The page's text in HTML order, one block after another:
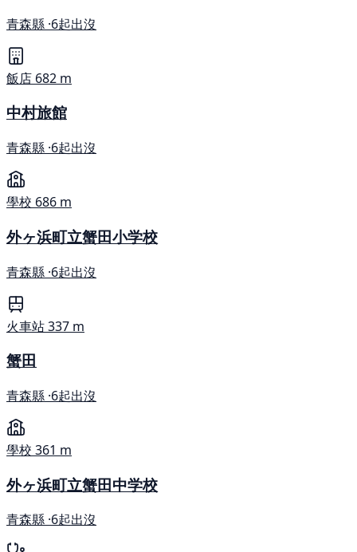
青森縣 ·6起出沒
飯店 682 m
中村旅館
青森縣 ·6起出沒
學校 686 m
外ヶ浜町立蟹田小学校
青森縣 ·6起出沒
火車站337 m
蟹田
青森縣 ·6起出沒
學校 361 m
外ヶ浜町立蟹田中学校
青森縣 ·6起出沒